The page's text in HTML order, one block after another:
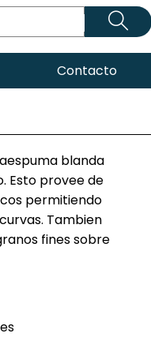

Contacto
blanda
Esto provee de
permitiendo
Tambien
fines sobre